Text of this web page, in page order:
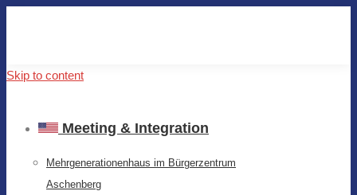
Skip to content
Meeting & Integration
Mehrgenerationenhaus im Bürgerzentrum
Aschenberg